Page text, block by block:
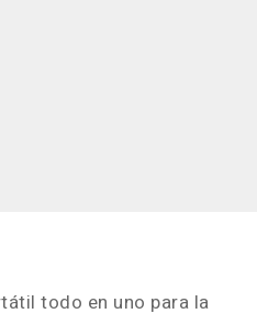
todo en uno para la